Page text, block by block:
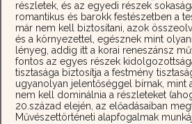
részletek, és az egyedi részek
romantikus és barokk festészetben a
már nem kell biztosítani, azok
és a környezettel, egésznek mint
lényeg, addig itt a korai reneszánsz
fontos az egyes részek
tisztasága biztosítja a festmény
ugyanolyan jelentőséggel bírnak, mint
nem kell dominálnia a részleteket
20.század elején, az előadásaiban
Művészettörténeti alapfogalmak